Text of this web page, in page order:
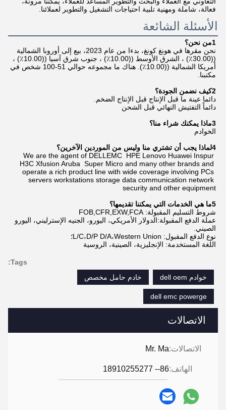
الاتصالات
الاتصالات:Mr. Ma
الهاتف:86-- 18910255277
فعالة، شاملة ومهنية تلبية احتياجات التشغيل والتطوير لعملائنا.
الأسئلة الشائعة
1من نحن؟
مكتبنا.
2كيف نضمن الجودة؟
دائما عينة ما قبل الإنتاج قبل الإنتاج الضخم.
دائماً التفتيش النهائي قبل الشحن
3ماذا يمكنك شراء منا؟
الخوادم
4لماذا يجب أن تشتري منا وليس من الموردين الآخرين؟
We are the agent of DELLEMC  HPE Lenovo Huawei Inspur
H3C Xfusion Aruba  Super Micro and many other brands and
operate a rich product line with wide coverage involving PCs
servers workstations storage data communication network
security and other equipment
5ما هي الخدمات التي يمكننا تقديمها؟
شروط التسليم المقبولة: FOB,CFR,EXW,FCA
الصيني.
نوع الدفع المقبول: L/C،D/P D/A،Western Union؛
اللغة المستخدمة: الإنجليزية، الصينية، الروسية
Tags:
خوادم dell oem
خادم حامل مخصص
dell emc powerge